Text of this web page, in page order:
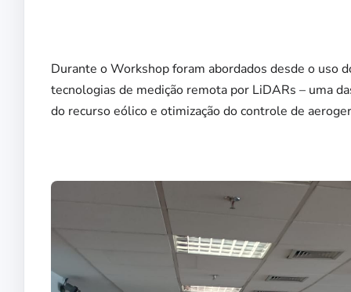
Durante o Workshopforam abordados desde o uso
tecnologias de medição remota por LiDARs – uma
do recurso eólico e otimização do controle de